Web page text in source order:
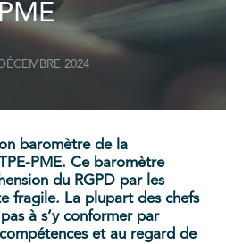
2024
baromètre de la
PME. Ce baromètre
du RGPD par les
fragile. La plupart des chefs
à s’y conformer par
et au regard de